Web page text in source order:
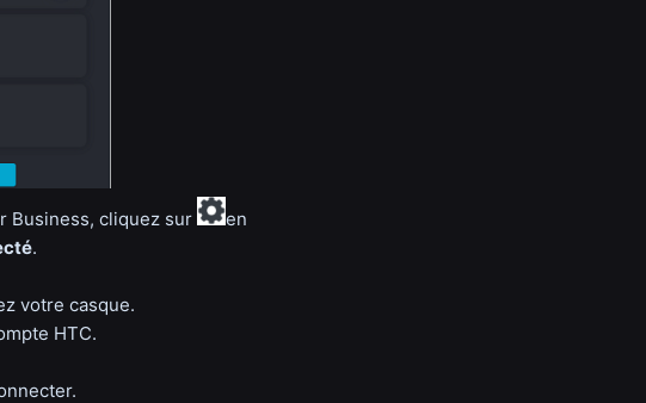
Business, cliquez sur
en
.
votre casque.
HTC.